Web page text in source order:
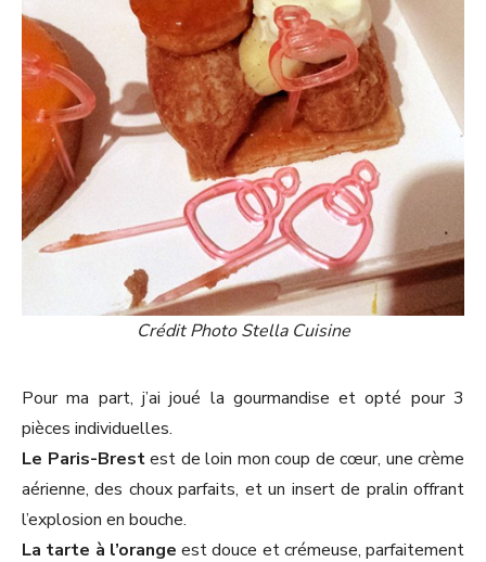
Crédit Photo Stella Cuisine
Pour ma part, j’ai joué la gourmandise et opté pour 3
pièces individuelles.
Le Paris-Brestest de loin mon coup de cœur, une crème
aérienne, des choux parfaits, et un insert de pralin offrant
l’explosion en bouche.
La tarte à l’orange est douce et crémeuse, parfaitement